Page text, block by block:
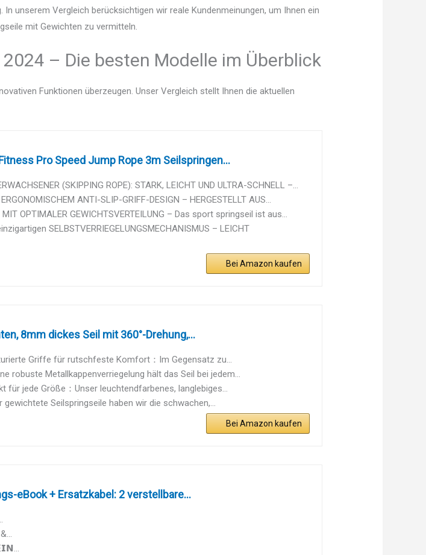
unserem Vergleich berücksichtigen wir reale Kundenmeinungen, um Ihnen ein
mit Gewichten zu vermitteln.
– Die besten Modelle im Überblick
Funktionen überzeugen. Unser Vergleich stellt Ihnen die aktuellen
Pro Speed Jump Rope 3m Seilspringen...
(SKIPPING ROPE): STARK, LEICHT UND ULTRA-SCHNELL –...
ANTI-SLIP-GRIFF-DESIGN – HERGESTELLT AUS...
MIT OPTIMALER GEWICHTSVERTEILUNG – Das sport springseil ist aus...
SELBSTVERRIEGELUNGSMECHANISMUS – LEICHT
Bei Amazon kaufen
8mm dickes Seil mit 360°-Drehung,...
Griffe für rutschfeste Komfort：Im Gegensatz zu...
robuste Metallkappenverriegelung hält das Seil bei jedem...
für jede Größe：Unser leuchtendfarbenes, langlebiges...
Seilspringseile haben wir die schwachen,...
Bei Amazon kaufen
eBook + Ersatzkabel: 2 verstellbare...